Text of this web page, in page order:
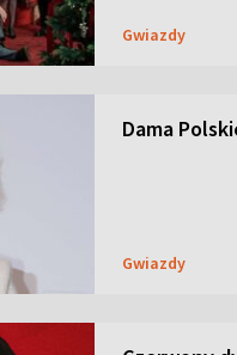
Gwiazdy
Dama
Gwiazdy